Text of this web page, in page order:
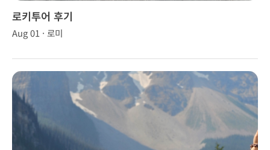
로키투어 후기
Aug 01 · 로미